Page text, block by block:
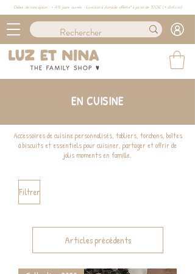
Délais de conception : ≈ 4/6 jours ouvrés · Livraison à domicile offerte* à partir de 100€ (+ d'info ici)
EN CUISINE
Accessoires de cuisine personnalisés, tabliers, torchons, boîtes
à biscuits et essentiels pour cuisiner, partager et offrir de
jolis moments en famille.
Filtrer
Articles précédents